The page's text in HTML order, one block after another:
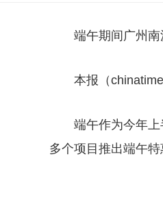
端午期间广州
本报（
端午作为今年
多个项目推出端午特